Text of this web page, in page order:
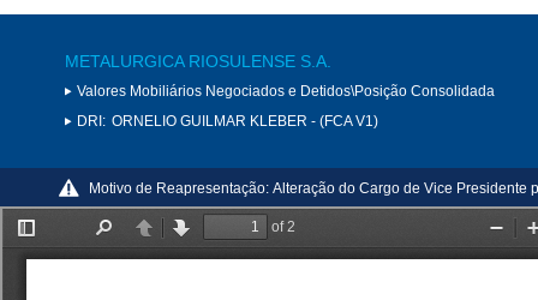
METALURGICA RIOSULENSE S.A.
Valores Mobiliários Negociados e Detidos\Posição Consolidada
DRI: ORNELIO GUILMAR KLEBER - (FCA V1)
Motivo de Reapresentação: Alteração do Cargo de Vice Presidente